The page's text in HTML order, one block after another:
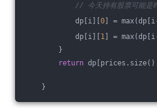
// 今天持有股票可能是
dp[i][ 0 ] = max(dp[i
dp[i][ 1 ] = max(dp[i
}
return dp[prices.size()
}